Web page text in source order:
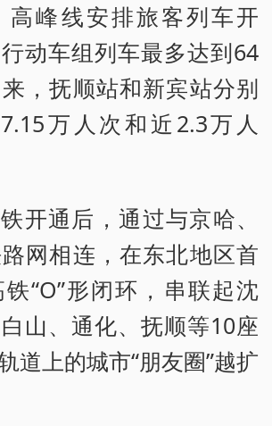
高峰线安排旅客列车开
动车组列车最多达到64
，抚顺站和新宾站分别
万人次和近2.3万人
开通后，通过与京哈、
网相连，在东北地区首
“O”形闭环，串联起沈
山、通化、抚顺等10座
道上的城市“朋友圈”越扩